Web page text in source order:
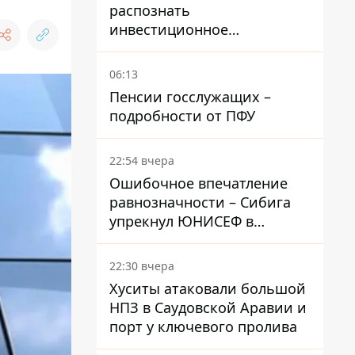
распознать
инвестиционное
мошенничество и не
потерять деньги
06:13
Пенсии госслужащих –
подробности от ПФУ
22:54 вчера
Ошибочное впечатление
равнозначности – Сибига
упрекнул ЮНИСЕФ в
заявлении о погибших
детях в Украине и РФ
22:30 вчера
Хуситы атаковали большой
НПЗ в Саудовской Аравии и
порт у ключевого пролива